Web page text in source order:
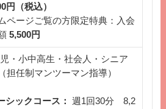
円（税込）
ページご覧の方限定特典：入会
5,500円
・小中高生・社会人・シニア
担任制マンツーマン指導）
シックコース：
週1回30分 8,2